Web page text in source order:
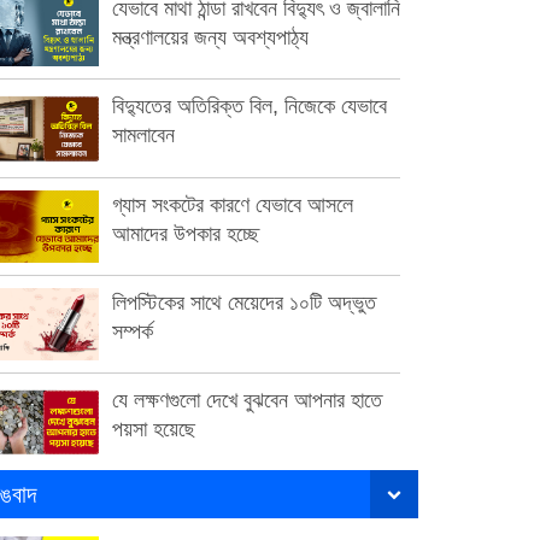
যেভাবে মাথা ঠান্ডা রাখবেন বিদ্যুৎ ও জ্বালানি
মন্ত্রণালয়ের জন্য অবশ্যপাঠ্য
বিদ্যুতের অতিরিক্ত বিল, নিজেকে যেভাবে
সামলাবেন
গ্যাস সংকটের কারণে যেভাবে আসলে
আমাদের উপকার হচ্ছে
লিপস্টিকের সাথে মেয়েদের ১০টি অদ্ভুত
সম্পর্ক
যে লক্ষণগুলো দেখে বুঝবেন আপনার হাতে
পয়সা হয়েছে